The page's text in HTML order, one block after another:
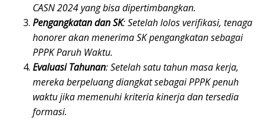
CASN 2024 yang bisa dipertimbangkan.
Pengangkatan dan SK: Setelah lolos verifikasi, tenaga
honorer akan menerima SK pengangkatan sebagai
PPPK Paruh Waktu.
Evaluasi Tahunan: Setelah satu tahun masa kerja,
mereka berpeluang diangkat sebagai PPPK penuh
waktu jika memenuhi kriteria kinerja dan tersedia
formasi.